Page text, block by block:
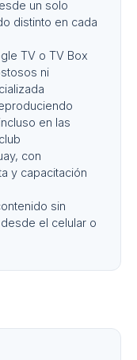
un solo
distinto en cada
TV o TV Box
ni
en las
con
y capacitación
sin
el celular o